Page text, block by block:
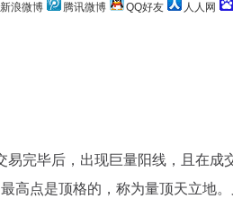
新浪微博 腾讯微博 QQ好友 人人网
易完毕后，出现巨量阳线，且在
高点是顶格的，称为量顶天立地